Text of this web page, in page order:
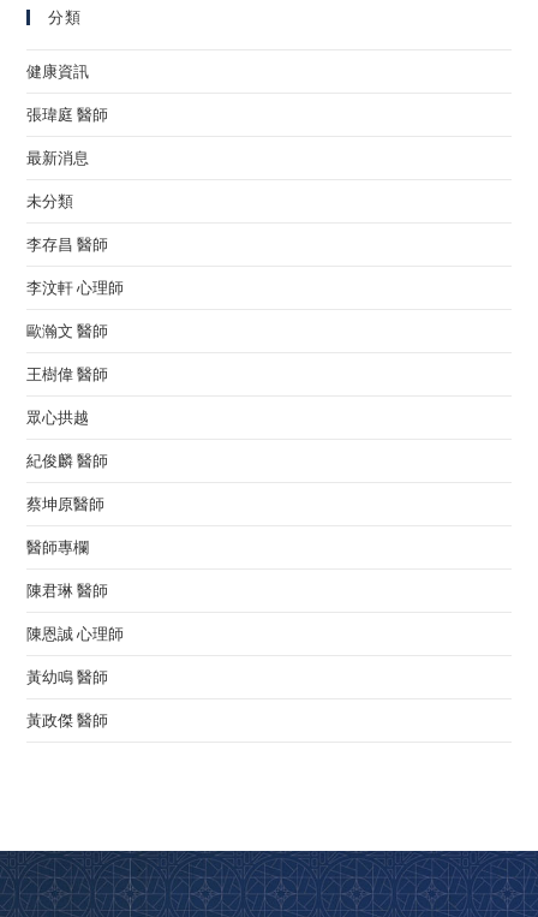
分類
健康資訊
張瑋庭 醫師
最新消息
未分類
李存昌 醫師
李汶軒 心理師
歐瀚文 醫師
王樹偉 醫師
眾心拱越
紀俊麟 醫師
蔡坤原醫師
醫師專欄
陳君琳 醫師
陳恩誠 心理師
黃幼鳴 醫師
黃政傑 醫師